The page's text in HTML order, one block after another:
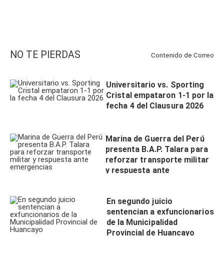
NO TE PIERDAS Contenido de Correo
Universitario vs. Sporting
Cristal empataron 1-1 por la
fecha 4 del Clausura 2026
Marina de Guerra del Perú
presenta B.A.P. Talara para
reforzar transporte militar
y respuesta ante
En segundo juicio
sentencian a exfuncionarios
de la Municipalidad
Provincial de Huancayo